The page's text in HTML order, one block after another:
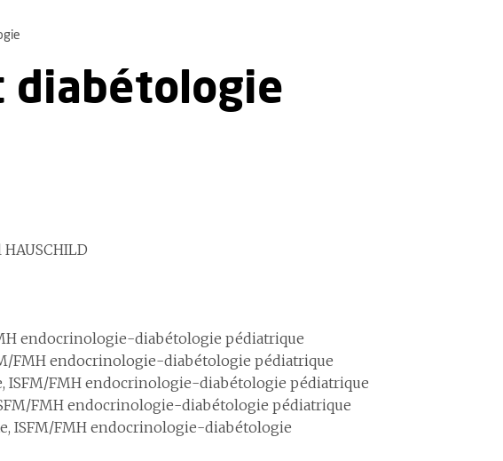
diabétologie
endocrinologie-diabétologie pédiatrique
FMH endocrinologie-diabétologie pédiatrique
ISFM/FMH endocrinologie-diabétologie pédiatrique
FMH endocrinologie-diabétologie pédiatrique
ISFM/FMH endocrinologie-diabétologie